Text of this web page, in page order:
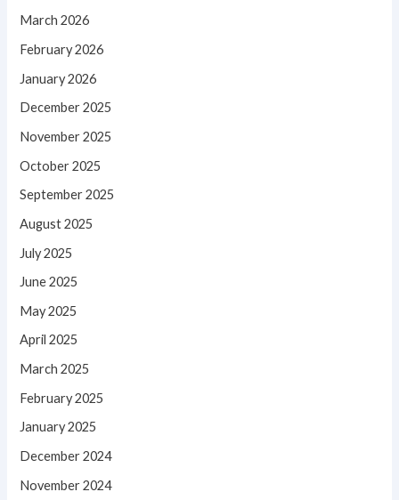
March 2026
February 2026
January 2026
December 2025
November 2025
October 2025
September 2025
August 2025
July 2025
June 2025
May 2025
April 2025
March 2025
February 2025
January 2025
December 2024
November 2024